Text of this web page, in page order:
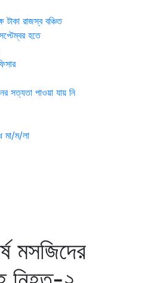
টাকা রাজস্ব বঞ্চিত
হতে
সত্যতা পাওয়া যায় নি
মা/ম/লা
মসজিদের